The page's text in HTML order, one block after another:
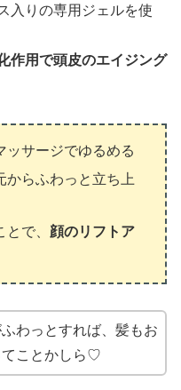
入りの専用ジェルを使
作用で頭皮のエイジング
ッサージでゆるめる
からふわっと立ち上
で、 顔のリフトア
わっとすれば、髪もお
てことかしら♡